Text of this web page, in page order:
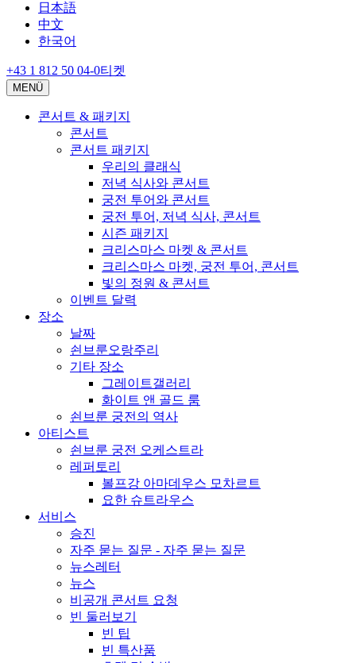
日本語
中文
한국어
+43 1 812 50 04-0티켓
MENÜ
콘서트 & 패키지
콘서트
콘서트 패키지
우리의 클래식
저녁 식사와 콘서트
궁전 투어와 콘서트
궁전 투어, 저녁 식사, 콘서트
시즌 패키지
크리스마스 마켓 & 콘서트
크리스마스 마켓, 궁전 투어, 콘서트
빛의 정원 & 콘서트
이벤트 달력
장소
날짜
쇤브룬오랑주리
기타 장소
그레이트갤러리
화이트 앤 골드 룸
쇤브룬 궁전의 역사
아티스트
쇤브룬 궁전 오케스트라
레퍼토리
볼프강 아마데우스 모차르트
요한 슈트라우스
서비스
승진
자주 묻는 질문 - 자주 묻는 질문
뉴스레터
뉴스
비공개 콘서트 요청
빈 둘러보기
빈 팁
빈 특산품